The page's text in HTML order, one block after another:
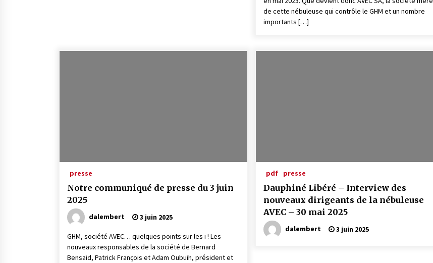
de cette nébuleuse qui contrôle le GHM et un nombre
importants […]
presse
Notre communiqué de presse du 3 juin
2025
dalembert 3 juin 2025
GHM, société AVEC… quelques points sur les i ! Les
nouveaux responsables de la société de Bernard
Bensaid, Patrick François et Adam Oubuih, président et
pdf presse
Dauphiné Libéré – Interview des
nouveaux dirigeants de la nébuleuse
AVEC – 30 mai 2025
dalembert 3 juin 2025